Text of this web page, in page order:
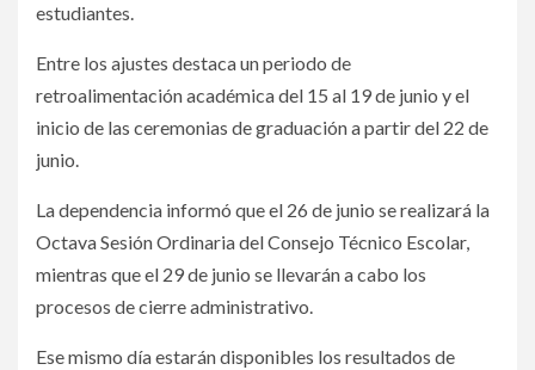
estudiantes.
Entre los ajustes destaca un periodo de
retroalimentación académica del 15 al 19 de junio y el
inicio de las ceremonias de graduación a partir del 22 de
junio.
La dependencia informó que el 26 de junio se realizará la
Octava Sesión Ordinaria del Consejo Técnico Escolar,
mientras que el 29 de junio se llevarán a cabo los
procesos de cierre administrativo.
Ese mismo día estarán disponibles los resultados de